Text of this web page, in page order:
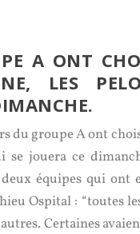
A ONT
LES
du groupe A ont
se jouera ce
équipes qui
Ospital : “toutes
Certaines